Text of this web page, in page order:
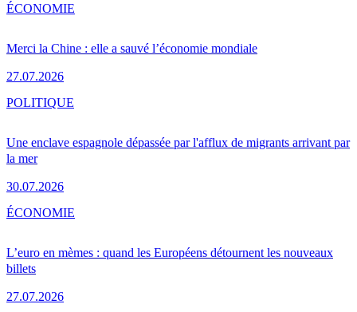
Merci la Chine : elle a sauvé l’économie mondiale
27.07.2026
ÉCONOMIE
Une enclave espagnole dépassée par l'afflux de migrants arrivant par
la mer
30.07.2026
POLITIQUE
L’euro en mèmes : quand les Européens détournent les nouveaux
billets
27.07.2026
ÉCONOMIE